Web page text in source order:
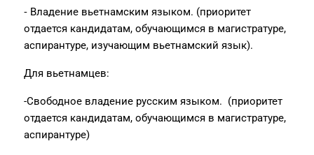
⁃ Владение вьетнамским языком. (приоритет
отдается кандидатам, обучающимся в магистратуре,
аспирантуре, изучающим вьетнамский язык).
Для вьетнамцев:
-Свободное владение русским языком. (приоритет
отдается кандидатам, обучающимся в магистратуре,
аспирантуре)